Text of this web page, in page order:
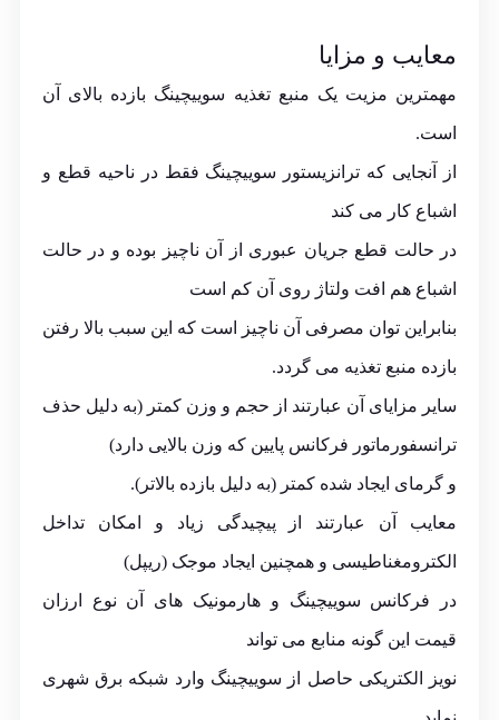
معایب و مزایا
مهمترین مزیت یک منبع تغذیه سوییچینگ بازده بالای آن
است.
از آنجایی که ترانزیستور سوییچینگ فقط در ناحیه قطع و
اشباع کار می کند
در حالت قطع جریان عبوری از آن ناچیز بوده و در حالت
اشباع هم افت ولتاژ روی آن کم است
بنابراین توان مصرفی آن ناچیز است که این سبب بالا رفتن
بازده منبع تغذیه می گردد.
سایر مزایای آن عبارتند از حجم و وزن کمتر (به دلیل حذف
ترانسفورماتور فرکانس پایین که وزن بالایی دارد)
و گرمای ایجاد شده کمتر (به دلیل بازده بالاتر).
معایب آن عبارتند از پیچیدگی زیاد و امکان تداخل
الکترومغناطیسی و همچنین ایجاد موجک (ریپل)
در فرکانس سوییچینگ و هارمونیک های آن نوع ارزان
قیمت این گونه منابع می تواند
نویز الکتریکی حاصل از سوییچینگ وارد شبکه برق شهری